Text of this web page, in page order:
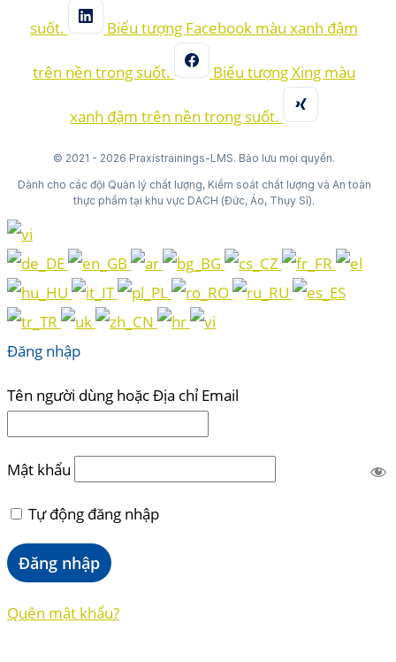
suốt. Biểu tượng Facebook màu xanh đậm
trên nền trong suốt. Biểu tượng Xing màu
xanh đậm trên nền trong suốt.
© 2021 - 2026 Praxistrainings-LMS. Bảo lưu mọi quyền.
Dành cho các đội Quản lý chất lượng, Kiểm soát chất lượng và An toàn
thực phẩm tại khu vực DACH (Đức, Áo, Thụy Sĩ).
Đăng nhập
Tên người dùng hoặc Địa chỉ Email
Mật khẩu
Tự động đăng nhập
Quên mật khẩu?